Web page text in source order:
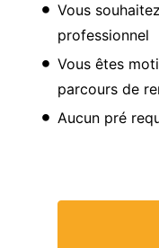
Vous
professionnel
Vous êtes
parcours de
Aucun pré